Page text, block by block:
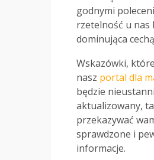
godnymi
rzetelność u nas
dominująca
Wskazówki,
nasz portal dla
będzie
aktualizowany,
przekazywać
sprawdzone i
informacje.